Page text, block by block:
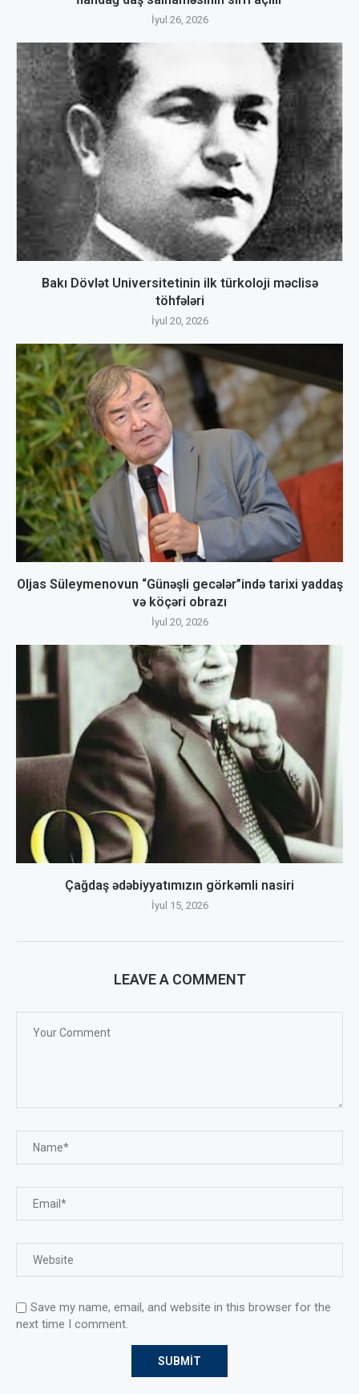
İyul 26, 2026
Bakı Dövlət Universitetinin ilk türkoloji məclisə
töhfələri
İyul 20, 2026
Oljas Süleymenovun “Günəşli gecələr”ində tarixi yaddaş
və köçəri obrazı
İyul 20, 2026
Çağdaş ədəbiyyatımızın görkəmli nasiri
İyul 15, 2026
LEAVE A COMMENT
Save my name, email, and website in this browser for the
next time I comment.